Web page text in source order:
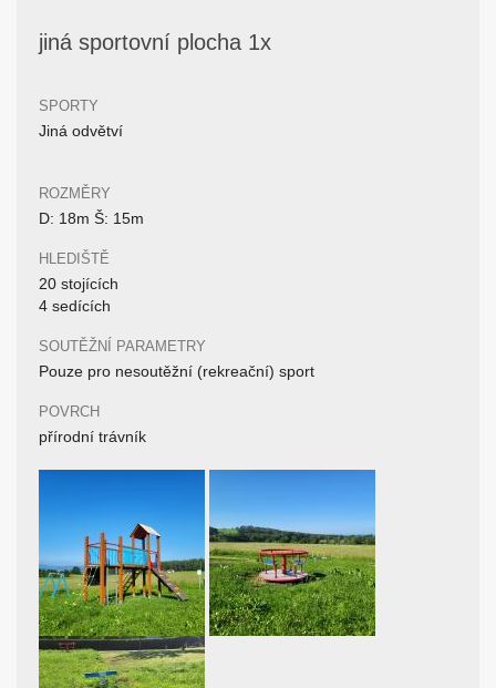
jiná sportovní plocha 1x
SPORTY
Jiná odvětví
ROZMĚRY
D: 18m Š: 15m
HLEDIŠTĚ
20 stojících
4 sedících
SOUTĚŽNÍ PARAMETRY
Pouze pro nesoutěžní (rekreační) sport
POVRCH
přírodní trávník